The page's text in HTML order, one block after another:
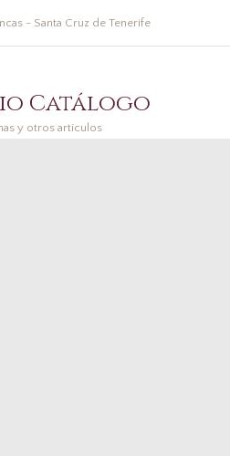
- Santa Cruz de Tenerife
Catálogo
y otros artículos